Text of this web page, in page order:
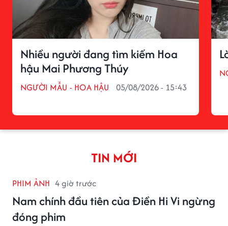
Nhiều người đang tìm kiếm Hoa
hậu Mai Phương Thúy
NGƯỜI MẪU - HOA HẬU 05/08/2026 - 15:43
TIN MỚI
PHIM ẢNH 4 giờ trước
Nam chính đầu tiên của Điền Hi Vi ngừng
đóng phim